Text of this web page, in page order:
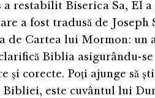
a restabilit Biserica Sa, El
a fost tradusă de Joseph
de Cartea lui Mormon: un
Biblia asigurându-
și corecte. Poți ajunge să
Bibliei, este cuvântul lui